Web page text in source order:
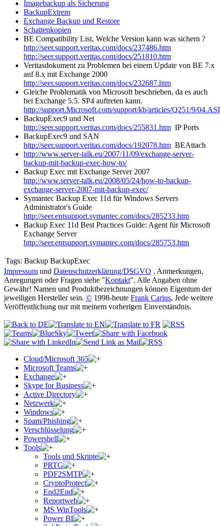
Imagebackup als Sicherung
BackupExtrem
Exchange Backup und Restore
Schattenkopien
BE Compatibility List, Welche Version kann was sichern ?
http://seer.support.veritas.com/docs/237486.htm
http://seer.support.veritas.com/docs/251810.htm
Veritasdokument zu Problemen bei einem Update von BE 7.x
auf 8.x mit Exchange 2000
http://seer.support.veritas.com/docs/232687.htm
Gleiche Problematik von Microsoft beschrieben, da es auch
bei Exchange 5.5. SP4 auftreten kann.
http://support.Microsoft.com/support/kb/articles/Q251/9/
BackupExec9 und Net
http://seer.support.veritas.com/docs/255831.htm IP Ports
BackupExec9 und SAN
http://seer.support.veritas.com/docs/192078.htm BEAttach
http://www.server-talk.eu/2007/11/09/exchange-server-
backup-mit-backup-exec-how-to/
Backup Exec mit Exchange Server 2007
http://www.server-talk.eu/2008/05/24/how-to-backup-
exchange-server-2007-mit-backup-exec/
Symantec Backup Exec 11d für Windows Servers
Administrator's Guide
http://seer.entsupport.symantec.com/docs/285233.htm
Backup Exec 11d Best Practices Guide: Agent für Microsoft
Exchange Server
http://seer.entsupport.symantec.com/docs/285753.htm
Tags: Backup BackupExec
Impressum und Datenschutzerklärung/DSGVO . Anmerkungen,
Anregungen oder Fragen siehe "Kontakt". Alle Angaben ohne
Gewähr! Namen und Produktbezeichnungen können Eigentum der
jeweiligen Hersteller sein. © 1998-heute Frank Carius, Jede weitere
Veröffentlichung nur mit meinem vorherigen Einverständnis.
Cloud/Microsoft 365
Microsoft Teams
Exchange
Skype for Business
Active Directory
Netzwerk
Windows
Spam/Phishing
Verschlüsselung
Powershell
Tools
Tools und Skripte
PRTG
PDF2SMTP
CryptoProtect
End2End
Reportweb
MS WinTools
Power BI